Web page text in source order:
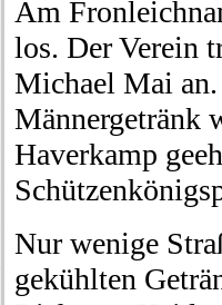
Am
los. Der Verein
Michael Mai
Männergetränk
Haverkamp
Nur wenige
gekühlten